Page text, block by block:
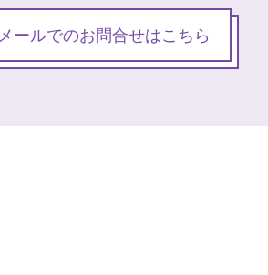
メールでのお問合せはこちら